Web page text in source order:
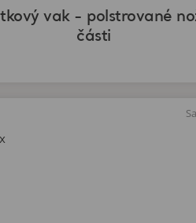
vak - polstrované
části